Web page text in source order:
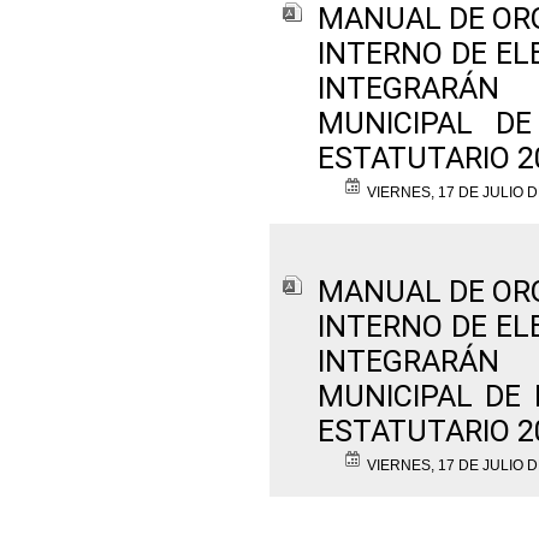
MANUAL DE
INTERNO DE
MUNICIPAL
ESTATUTARIO
VIERNES, 17 DE JULIO
MANUAL DE
INTERNO DE
MUNICIPAL DE
ESTATUTARIO
VIERNES, 17 DE JULIO